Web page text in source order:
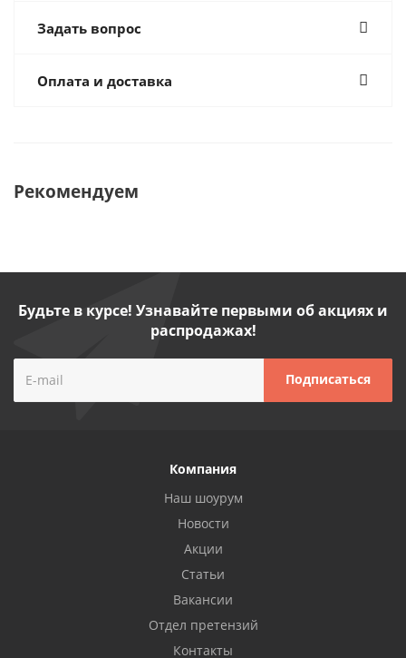
Задать вопрос
Оплата и доставка
Рекомендуем
Будьте в курсе! Узнавайте первыми об акциях и
распродажах!
Компания
Наш шоурум
Новости
Акции
Статьи
Вакансии
Отдел претензий
Контакты